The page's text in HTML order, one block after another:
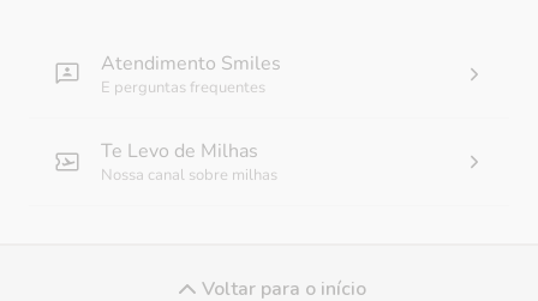
Atendimento Smiles
E perguntas frequentes
Te Levo de Milhas
Nossa canal sobre milhas
Voltar para o início